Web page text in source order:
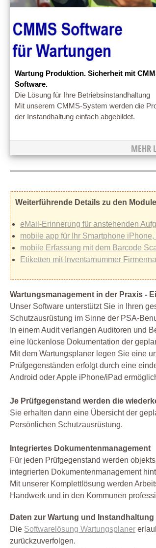
Wartung Produktion. Sicherheit mit
Software.
Die Lösung für Ihre Betriebsinstandhaltung
Mit unserem CMMS-System werden die
der Instandhaltung einfach abgebildet.
MEHR
Weiterführende Details zu den
eMail-Erinnerung für anstehenden
mobile app für Ihr Smartphone
mobile Erfassung mit dem Barcode
Etiketten mit Inventarnummer
Wartungsmanagement in der Praxis -
Unser Software unterstützt Sie in Ihren
Schutzausrüstung im Sinne der PSA-
In einem Audit verlangen Auditoren und
eine lückenlose Dokumentation der
Mit dem Wartungsplaner legen Sie eine
Prüfgegenständen erfolgt durch eine
Android oder Apple iPhone/iPad
Je Prüfgegenstand werden die
Sie erhalten dann eine Übersicht der
Persönlichen Schutzausrüstung.
Integriertes Dokumentenmanagement
Für jeden Prüfgegenstand werden
integrierten Dokumentenmanagement
Mit unserer Komplettlösung werden
Handwerk und in den Kommunen
Daten zur Wartung und
Die Softwarelösung Wartungsplaner
zurückzuverfolgen.